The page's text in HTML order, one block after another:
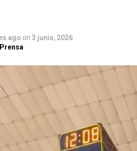
ago on 3 junio, 2026